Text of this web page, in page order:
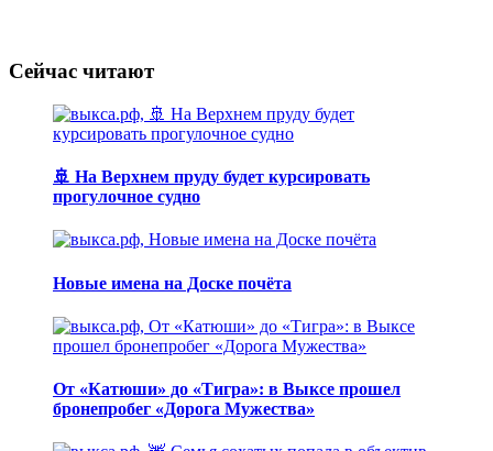
Сейчас читают
🚢 На Верхнем пруду будет курсировать
прогулочное судно
Новые имена на Доске почёта
От «Катюши» до «Тигра»: в Выксе прошел
бронепробег «Дорога Мужества»